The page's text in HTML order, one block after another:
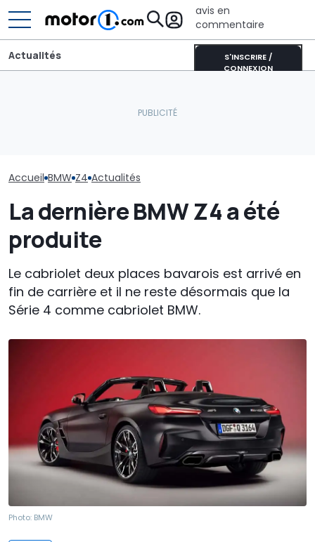
avis en
commentaire
S'INSCRIRE /
CONNEXION
Actualités
Accueil BMW Z4 Actualités
La dernière BMW Z4 a été
produite
Le cabriolet deux places bavarois est arrivé en
fin de carrière et il ne reste désormais que la
Série 4 comme cabriolet BMW.
Photo: BMW